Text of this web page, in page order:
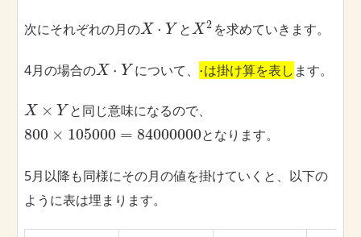
次にそれぞれの月のX ⋅ Y とX2 を求めていきます。
4月の場合のX ⋅ Y について、 ⋅は掛け算を表し ます。
X × Y と同じ意味になるので、
800 × 105000 = 84000000となります。
5月以降も同様にその月の値を掛けていくと、以下の
ように表は埋まります。